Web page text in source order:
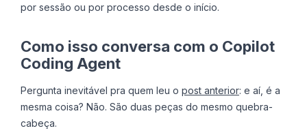
por sessão ou por processo desde o início.
Como isso conversa com o Copilot
Coding Agent
Pergunta inevitável pra quem leu o post anterior: e aí, é a
mesma coisa? Não. São duas peças do mesmo quebra-
cabeça.